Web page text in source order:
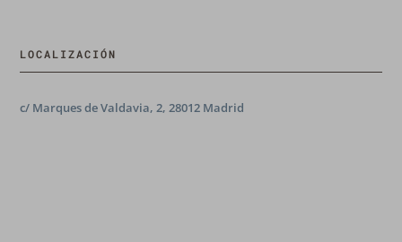
LOCALIZACIÓN
c/ Marques de Valdavia, 2, 28012 Madrid